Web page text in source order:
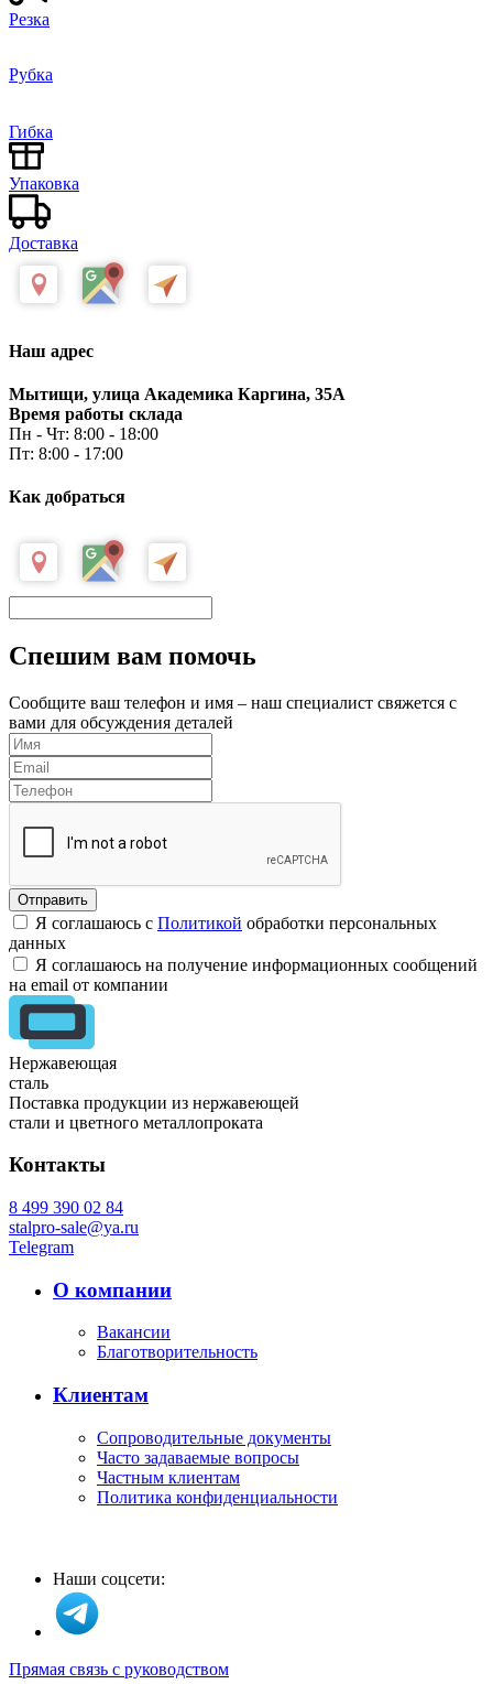
Резка
Рубка
Гибка
Упаковка
Доставка
Наш адрес
Мытищи, улица Академика Каргина, 35А
Время работы склада
Пн - Чт: 8:00 - 18:00
Пт: 8:00 - 17:00
Как добраться
Спешим вам помочь
Сообщите ваш телефон и имя – наш специалист свяжется с
вами для обсуждения деталей
Я соглашаюсь с Политикой обработки персональных
данных
Я соглашаюсь на получение информационных сообщений
на email от компании
Нержавеющая
сталь
Поставка продукции из нержавеющей
стали и цветного металлопроката
Контакты
8 499 390 02 84
stalpro-sale@ya.ru
Telegram
О компании
Вакансии
Благотворительность
Клиентам
Сопроводительные документы
Часто задаваемые вопросы
Частным клиентам
Политика конфиденциальности
Наши соцсети:
Прямая связь с руководством